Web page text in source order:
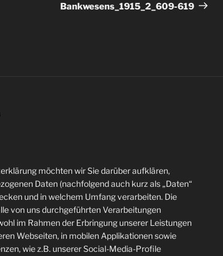
Bankwesens_1915_2_609-619
möchten wir Sie darüber aufklären,
Daten (nachfolgend auch kurz als „Daten“
und in welchem Umfang verarbeiten. Die
von uns durchgeführten Verarbeitungen
im Rahmen der Erbringung unserer Leistungen
Webseiten, in mobilen Applikationen sowie
wie z.B. unserer Social-Media-Profile